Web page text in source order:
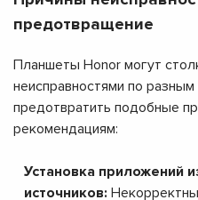
предотвращение
Планшеты Honor могут
неисправностями по
предотвратить подобные
рекомендациям:
Установка приложений
источников: